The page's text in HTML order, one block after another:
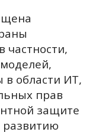
частности,
в области ИТ,
прав
защите
развитию